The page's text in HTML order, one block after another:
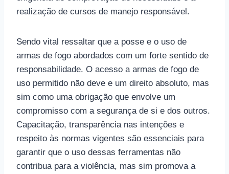
realização de cursos de manejo responsável.
Sendo vital ressaltar que a posse e o uso de
armas de fogo abordados com um forte sentido de
responsabilidade. O acesso a armas de fogo de
uso permitido não deve e um direito absoluto, mas
sim como uma obrigação que envolve um
compromisso com a segurança de si e dos outros.
Capacitação, transparência nas intenções e
respeito às normas vigentes são essenciais para
garantir que o uso dessas ferramentas não
contribua para a violência, mas sim promova a